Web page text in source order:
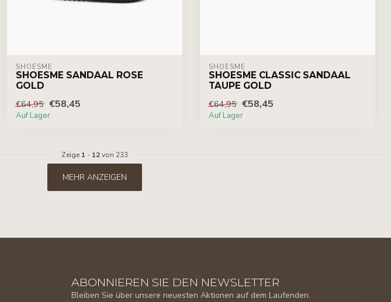
SHOESME
SHOESME SANDAAL ROSE
GOLD
€64,95 €58,45
Auf Lager
SHOESME
SHOESME CLASSIC SANDAAL
TAUPE GOLD
€64,95 €58,45
Auf Lager
Zeige 1 - 12von 233
MEHR ANZEIGEN
ABONNIEREN SIE DEN NEWSLETTER
Bleiben Sie über unsere neuesten Aktionen auf dem Laufenden.